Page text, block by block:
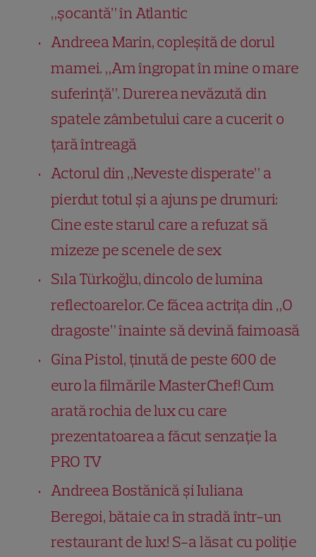
„șocantă” în Atlantic
Andreea Marin, copleșită de dorul
mamei. „Am îngropat în mine o mare
suferință”. Durerea nevăzută din
spatele zâmbetului care a cucerit o
țară întreagă
Actorul din „Neveste disperate” a
pierdut totul și a ajuns pe drumuri:
Cine este starul care a refuzat să
mizeze pe scenele de sex
Sıla Türkoğlu, dincolo de lumina
reflectoarelor. Ce făcea actrița din „O
dragoste” înainte să devină faimoasă
Gina Pistol, ținută de peste 600 de
euro la filmările MasterChef! Cum
arată rochia de lux cu care
prezentatoarea a făcut senzație la
PRO TV
Andreea Bostănică și Iuliana
Beregoi, bătaie ca în stradă într-un
restaurant de lux! S-a lăsat cu poliție